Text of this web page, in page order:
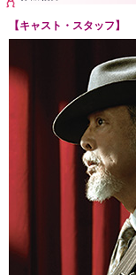
【キャスト・スタッフ】